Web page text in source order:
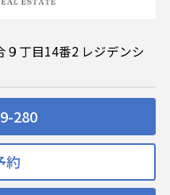
丁目14番2 レジデンシ
280
約